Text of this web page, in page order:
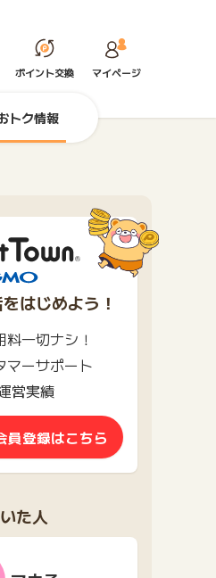
ポイント交換 マイページ
トク情報
はじめよう！
一切ナシ！
マーサポート
営実績
員登録はこちら
た人